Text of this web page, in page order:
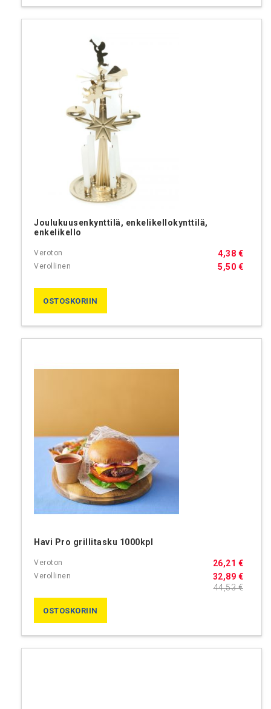
Joulukuusenkynttilä, enkelikellokynttilä,
enkelikello
5,50 €
4,38 €
OSTOSKORIIN
Havi Pro grillitasku 1000kpl
32,89 €
26,21 €
44,53 €
OSTOSKORIIN